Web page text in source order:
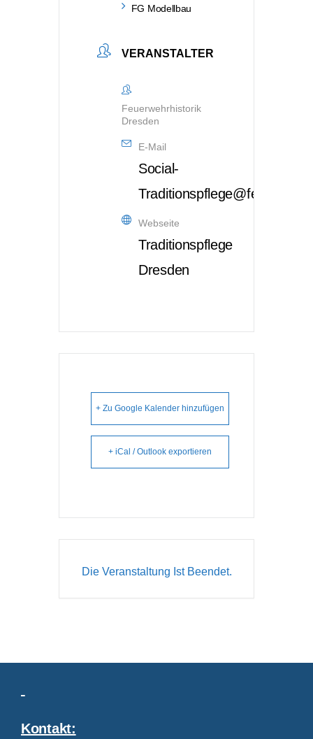
FG Modellbau
VERANSTALTER
Feuerwehrhistorik
Dresden
E-Mail
Social-
Webseite
Traditionspflege
Dresden
+ Zu Google Kalender hinzufügen
+ iCal / Outlook exportieren
Die Veranstaltung Ist Beendet.
Kontakt: